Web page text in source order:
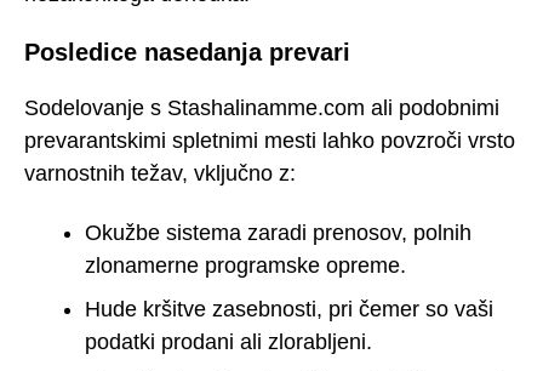
Posledice nasedanja prevari
Sodelovanje s Stashalinamme.com ali podobnimi
prevarantskimi spletnimi mesti lahko povzroči vrsto
varnostnih težav, vključno z:
Okužbe sistema zaradi prenosov, polnih
zlonamerne programske opreme.
Hude kršitve zasebnosti, pri čemer so vaši
podatki prodani ali zlorabljeni.